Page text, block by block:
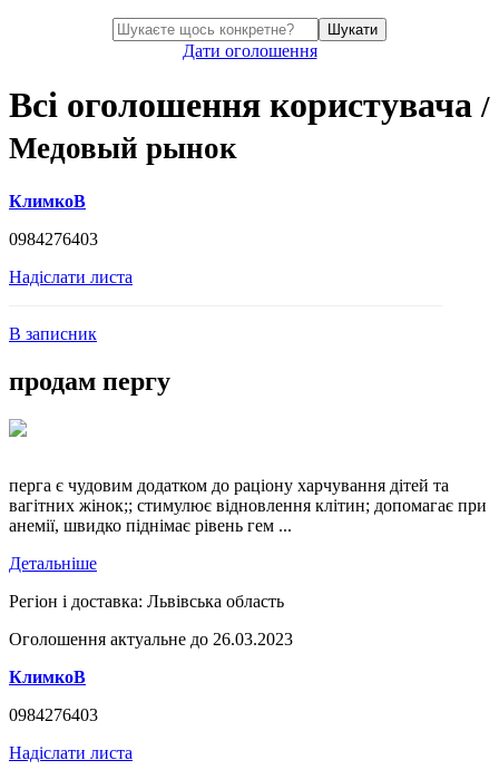
Шукати
Дати оголошення
Всі оголошення користувача/
Медовый рынок
КлимкоВ
0984276403
Надіслати листа
В записник
продам пергу
перга є чудовим додатком до раціону харчування дітей та
вагітних жінок;; стимулює відновлення клітин; допомагає при
анемії, швидко піднімає рівень гем ...
Детальніше
Регіон і доставка: Львівська область
Оголошення актуальне до 26.03.2023
КлимкоВ
0984276403
Надіслати листа